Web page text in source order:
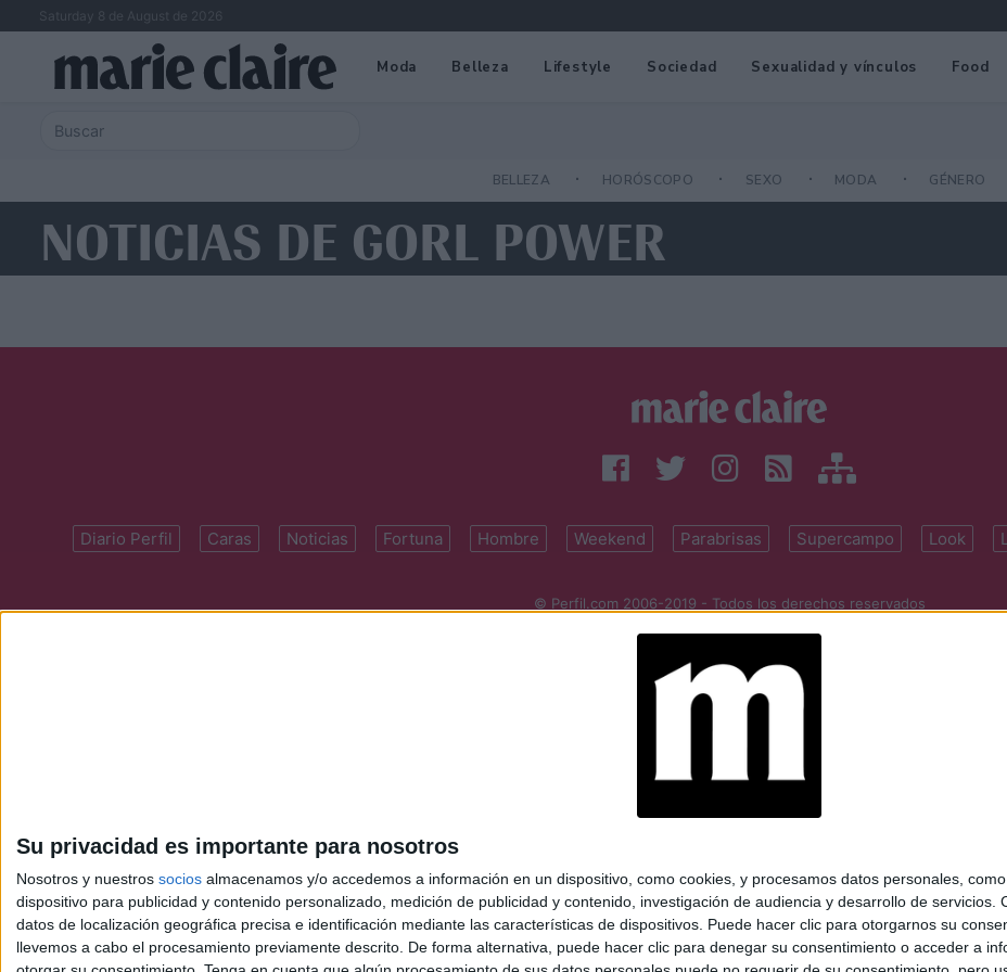
Su privacidad es importante para nosotros
Nosotros y nuestros socios almacenamos y/o accedemos a información en un dispositivo, como cookies, y procesamos datos personales,
dispositivo para publicidad y contenido personalizado, medición de publicidad y contenido, investigación de audiencia y desarrollo de servicios.
datos de localización geográfica precisa e identificación mediante las características de dispositivos. Puede hacer clic para otorgarnos su
llevemos a cabo el procesamiento previamente descrito. De forma alternativa, puede hacer clic para denegar su consentimiento o acceder a
Saturday 8 de August de 2026
Moda Belleza Lifestyle Sociedad Sexualidad y vínculos Food
BELLEZA HORÓSCOPO SEXO MODA GÉNERO
NOTICIAS DE GORL POWER
Diario Perfil Caras Noticias Fortuna Hombre Weekend Parabrisas Supercampo Look
© Perfil.com 2006-2019 - Todos los derechos reservados
perfilcom@perfil.com| Propietario: Diario Perfil S.A.